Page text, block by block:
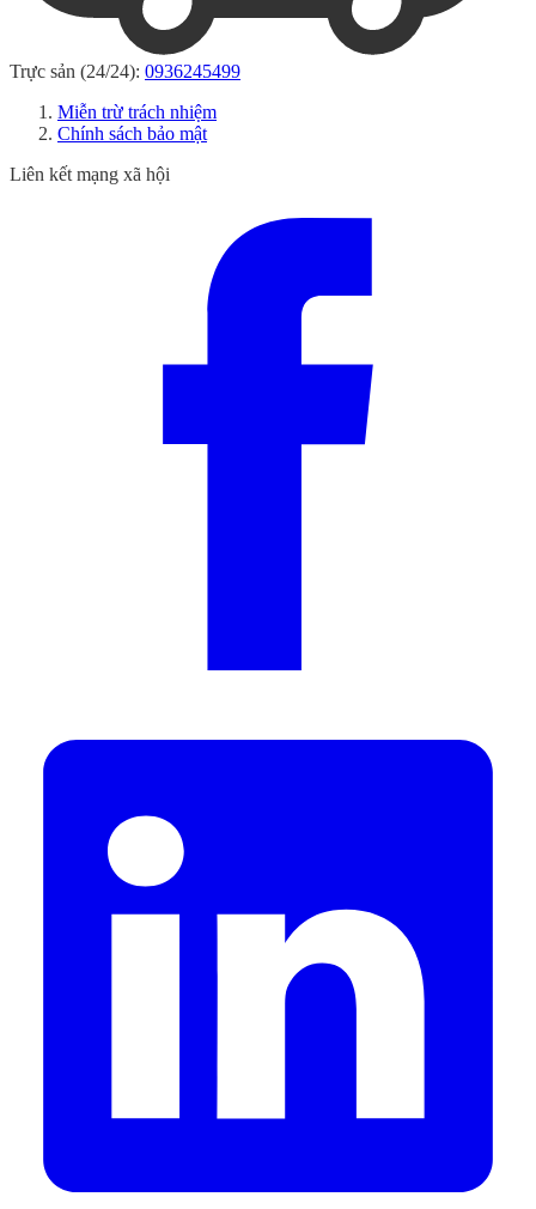
Trực sản (24/24): 0936245499
Miễn trừ trách nhiệm
Chính sách bảo mật
Liên kết mạng xã hội